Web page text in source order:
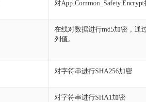
对
在线对数据进行md5加密，通
列值。
对字符串进行SHA256加密
对字符串进行SHA1加密